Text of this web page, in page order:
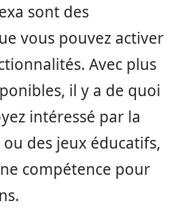
sont des
vous pouvez activer
Avec plus
il y a de quoi
intéressé par la
des jeux éducatifs,
compétence pour